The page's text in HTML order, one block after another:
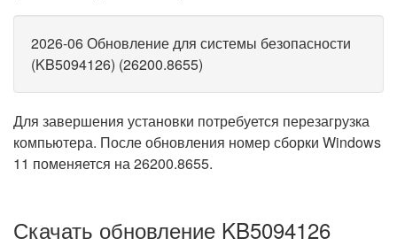
2026-06 Обновление для системы безопасности
(KB5094126) (26200.8655)
Для завершения установки потребуется перезагрузка
компьютера. После обновления номер сборки Windows
11 поменяется на 26200.8655.
Скачать обновление KB5094126